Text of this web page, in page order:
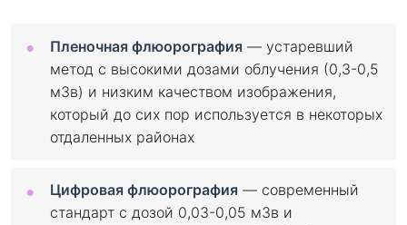
Пленочная флюорография — устаревший
метод с высокими дозами облучения (0,3-0,5
мЗв) и низким качеством изображения,
который до сих пор используется в некоторых
отдаленных районах
Цифровая флюорография — современный
стандарт с дозой 0,03-0,05 мЗв и